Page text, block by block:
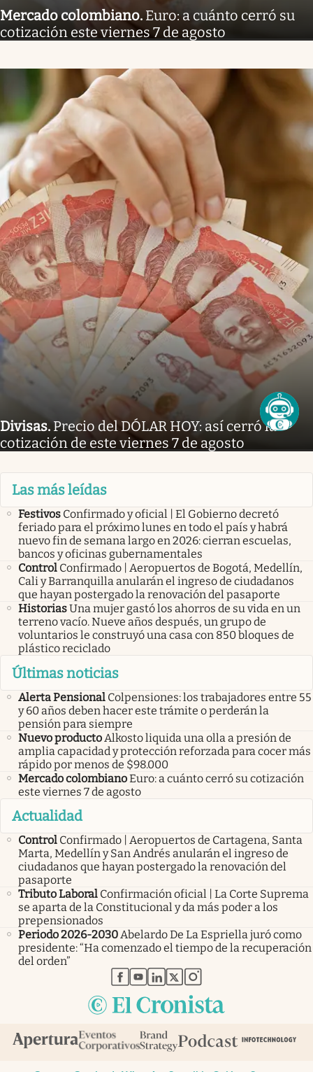
Mercado colombiano. Euro: a cuánto cerró su
cotización este viernes 7 de agosto
Divisas.Precio del DÓLAR HOY: así cerró la
cotización de este viernes 7 de agosto
Las más leídas
Festivos Confirmado y oficial | El Gobierno decretó
feriado para el próximo lunes en todo el país y habrá
nuevo fin de semana largo en 2026: cierran escuelas,
bancos y oficinas gubernamentales
Control Confirmado | Aeropuertos de Bogotá, Medellín,
Cali y Barranquilla anularán el ingreso de ciudadanos
que hayan postergado la renovación del pasaporte
HistoriasUna mujer gastó los ahorros de su vida en un
terreno vacío. Nueve años después, un grupo de
voluntarios le construyó una casa con 850 bloques de
plástico reciclado
Últimas noticias
Alerta Pensional Colpensiones: los trabajadores entre 55
y 60 años deben hacer este trámite o perderán la
pensión para siempre
Nuevo productoAlkosto liquida una olla a presión de
amplia capacidad y protección reforzada para cocer más
rápido por menos de $98.000
Mercado colombianoEuro: a cuánto cerró su cotización
este viernes 7 de agosto
Actualidad
Control Confirmado | Aeropuertos de Cartagena, Santa
Marta, Medellín y San Andrés anularán el ingreso de
ciudadanos que hayan postergado la renovación del
pasaporte
Tributo Laboral Confirmación oficial | La Corte Suprema
se aparta de la Constitucional y da más poder a los
prepensionados
Periodo 2026-2030Abelardo De La Espriella juró como
presidente: “Ha comenzado el tiempo de la recuperación
del orden”
abre en nueva pestaña
abre en nueva pestaña
abre en nueva pestaña
abre en nueva pestaña
abre en nueva pestaña